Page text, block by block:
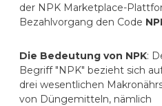
der NPK Marketplace-
Bezahlvorgang den Code
Die Bedeutung von NPK:
Begriff "NPK" bezieht sich
drei wesentlichen
von Düngemitteln, nämlich